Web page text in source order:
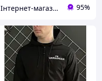
Інтернет-магазин "Dianora-Style" 95%